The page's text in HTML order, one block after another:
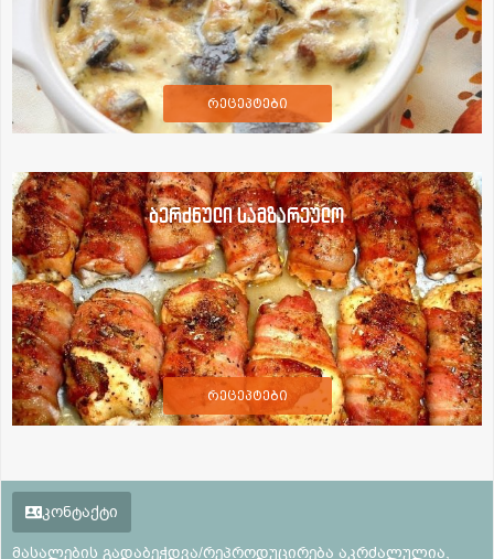
რეცეპტები
ბერძნული სამზარეულო
რეცეპტები
კონტაქტი
მასალების გადაბეჭდვა/რეპროდუცირება აკრძალულია,